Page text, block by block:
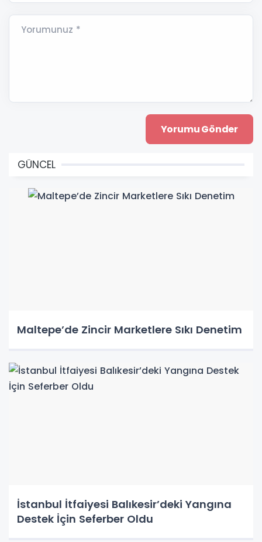
Yorumunuz *
GÜNCEL
Maltepe’de Zincir Marketlere Sıkı Denetim
İstanbul İtfaiyesi Balıkesir’deki Yangına
Destek İçin Seferber Oldu